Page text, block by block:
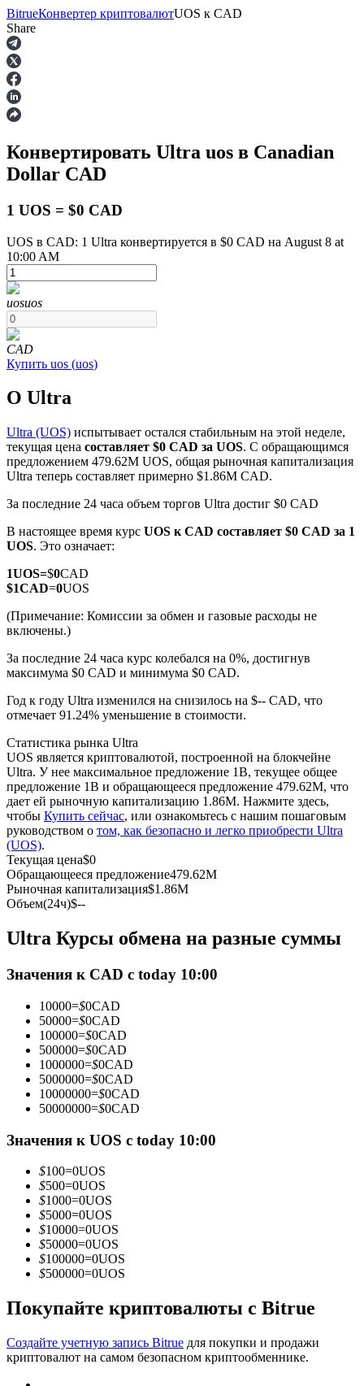
Фьючерсы
USDT-фьючерсы
обеспечения
Фьючерсы на COIN-M
TradFi
Деривативы на акции, форекс, драгоценные металлы и
сырьевые товары
USDC фьючерсы
Фьючерсы с использованием USDC в качестве
обеспечения
Копирование торговли
Присоединяйтесь к лучшим трейдерам
Станьте копи-трейдером
Наслаждайтесь распределением прибыли и комиссиями
за копи-трейдинг
BitrueКонвертер криптовалютUOS к CAD
Share
Конвертировать Ultra uos в Canadian
Dollar CAD
1 UOS = $0 CAD
UOS в CAD: 1 Ultra конвертируется в $0 CAD на August 8 at
10:00 AM
uosuos
CAD
Купить uos (uos)
О Ultra
Ultra (UOS) испытывает остался стабильным на этой неделе,
текущая цена составляет $0 CAD за UOS. С обращающимся
предложением 479.62M UOS, общая рыночная капитализация
Ultra теперь составляет примерно $1.86M CAD.
За последние 24 часа объем торгов Ultra достиг $0 CAD
В настоящее время курс UOS к CAD составляет $0 CAD за 1
UOS. Это означает:
1UOS=$0CAD
$1CAD=0UOS
(Примечание: Комиссии за обмен и газовые расходы не
включены.)
За последние 24 часа курс колебался на 0%, достигнув
максимума $0 CAD и минимума $0 CAD.
Год к году Ultra изменился на снизилось на $-- CAD, что
отмечает 91.24% уменьшение в стоимости.
Статистика рынка Ultra
UOS является криптовалютой, построенной на блокчейне
Ultra. У нее максимальное предложение 1B, текущее общее
предложение 1B и обращающееся предложение 479.62M, что
дает ей рыночную капитализацию 1.86M. Нажмите здесь,
чтобы Купить сейчас, или ознакомьтесь с нашим пошаговым
руководством о том, как безопасно и легко приобрести Ultra
(UOS).
Текущая цена$0
Обращающееся предложение479.62M
Рыночная капитализация$1.86M
Объем(24ч)$--
Ultra Курсы обмена на разные суммы
Значения к CAD с today 10:00
10000=$0CAD
50000=$0CAD
100000=$0CAD
500000=$0CAD
1000000=$0CAD
5000000=$0CAD
10000000=$0CAD
50000000=$0CAD
Значения к UOS с today 10:00
$100=0UOS
$500=0UOS
$1000=0UOS
$5000=0UOS
$10000=0UOS
$50000=0UOS
$100000=0UOS
$500000=0UOS
Покупайте криптовалюты с Bitrue
Создайте учетную запись Bitrue для покупки и продажи
криптовалют на самом безопасном криптообменнике.